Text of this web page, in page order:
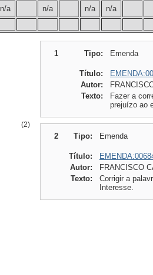
n/a n/a n/a
n/a
(2)
1 Tipo: Emenda
Título:
Autor:
Texto:
Fazer a
prejuízo ao
2 Tipo: Emenda
Título:
Autor:
FRANCISCO
Texto:
Corrigir a
Interesse.